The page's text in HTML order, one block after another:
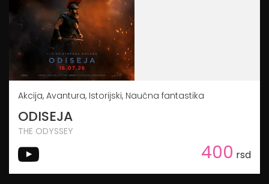
Akcija, Avantura, Istorijski, Naučna fantastika
ODISEJA
THE ODYSSEY
400 rsd